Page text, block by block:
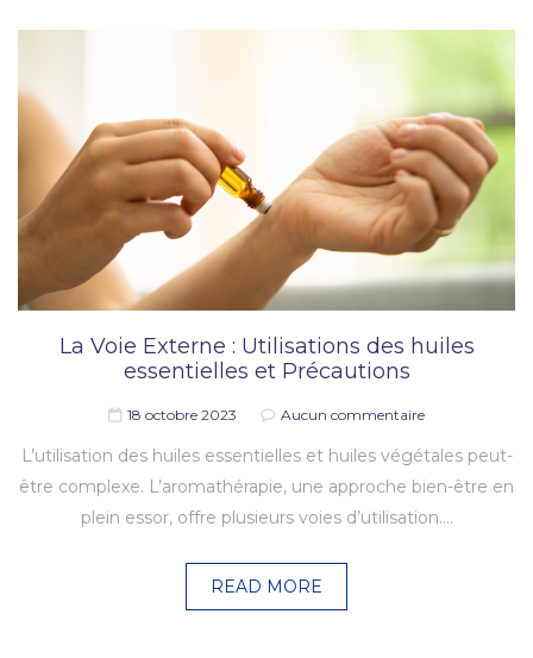
La Voie Externe : Utilisations des huiles
essentielles et Précautions
18 octobre 2023 Aucun commentaire
L’utilisation des huiles essentielles et huiles végétales peut-
être complexe. L’aromathérapie, une approche bien-être en
plein essor, offre plusieurs voies d’utilisation.…
READ MORE